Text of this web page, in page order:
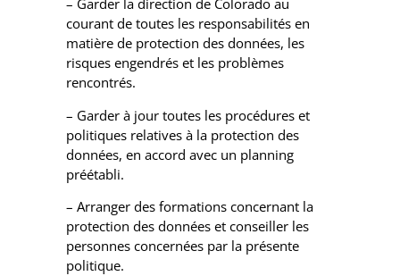
– Garder la direction de Colorado au
courant de toutes les responsabilités en
matière de protection des données, les
risques engendrés et les problèmes
rencontrés.
– Garder à jour toutes les procédures et
politiques relatives à la protection des
données, en accord avec un planning
préétabli.
– Arranger des formations concernant la
protection des données et conseiller les
personnes concernées par la présente
politique.